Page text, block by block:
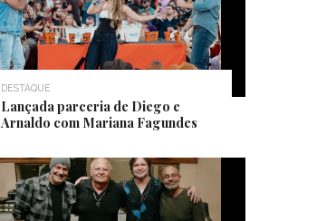
DESTAQUE
Lançada parceria de Diego e
Arnaldo com Mariana Fagundes